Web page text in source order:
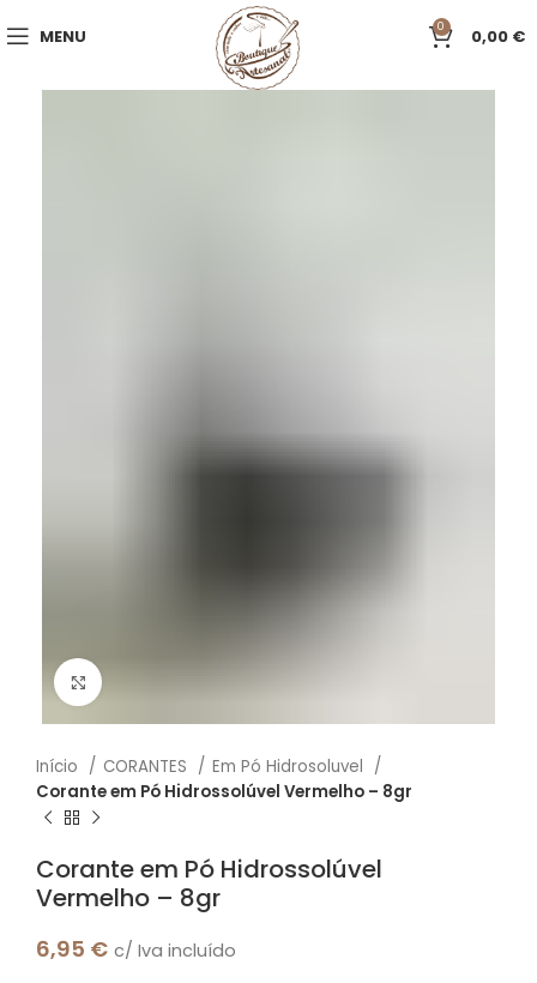
MENU 0 0,00 €
Início CORANTES
Em Pó Hidrosoluvel
Corante em Pó Hidrossolúvel Vermelho – 8gr
Corante em Pó Hidrossolúvel
Vermelho – 8gr
6,95 € c/ Iva incluído